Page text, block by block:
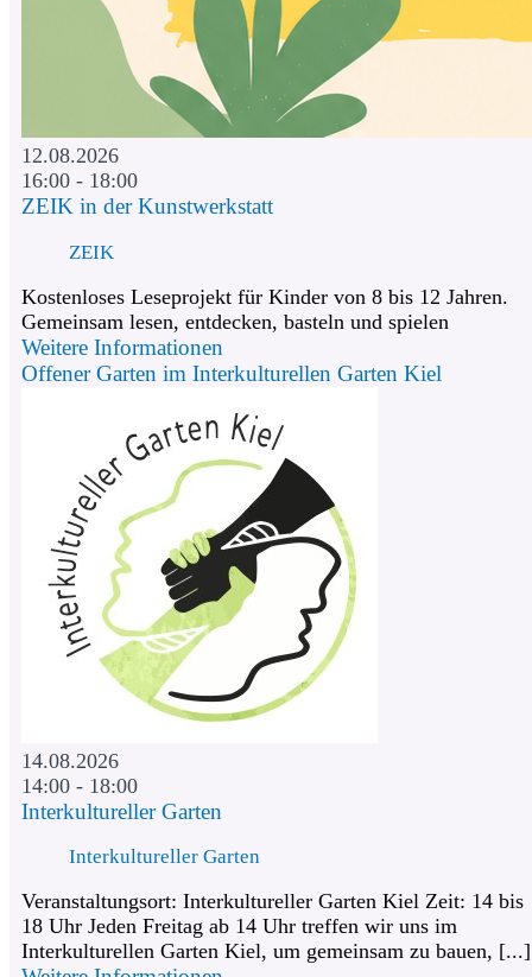
12.08.2026
16:00 - 18:00
ZEIK in der Kunstwerkstatt
ZEIK
Kostenloses Leseprojekt für Kinder von 8 bis 12 Jahren.
Gemeinsam lesen, entdecken, basteln und spielen
Weitere Informationen
Offener Garten im Interkulturellen Garten Kiel
14.08.2026
14:00 - 18:00
Interkultureller Garten
Interkultureller Garten
Veranstaltungsort: Interkultureller Garten Kiel Zeit: 14 bis
18 Uhr Jeden Freitag ab 14 Uhr treffen wir uns im
Interkulturellen Garten Kiel, um gemeinsam zu bauen, [...]